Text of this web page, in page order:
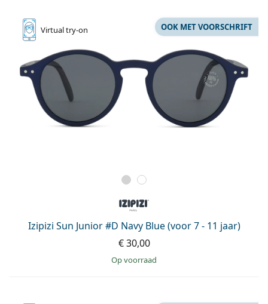
Virtualtry-on
Izipizi Sun Junior #D Navy Blue (voor 7 - 11 jaar)
OOK MET VOORSCHRIFT
€ 30,00
op voorraad